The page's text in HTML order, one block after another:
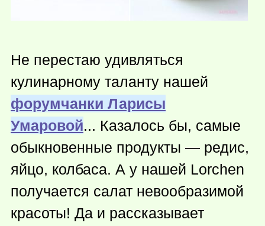
Не перестаю удивляться
кулинарному таланту нашей
форумчанки Ларисы
Умаровой... Казалось бы, самые
обыкновенные продукты — редис,
яйцо, колбаса. А у нашей Lorchen
получается салат невообразимой
красоты! Да и рассказывает